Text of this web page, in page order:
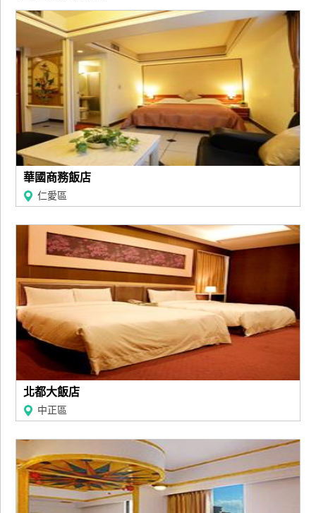
華國商務飯店
仁愛區
北都大飯店
中正區